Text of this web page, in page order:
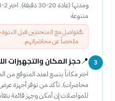
متنوعة.
⚠️تواصل مع المتحدثين قبل
ملخصاً عن محاضراتهم.
3
📍حجز المكان والتجهيزات
اختر مكاناً يتسع لعدد المتوقع من
محاضرات). تأكد من توفر أجهزة
للمواصلات إن أمكن وجهز قائمة